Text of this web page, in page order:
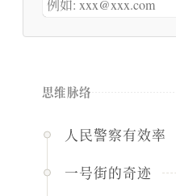
思维脉络
人民警察有效率
一号街的奇迹